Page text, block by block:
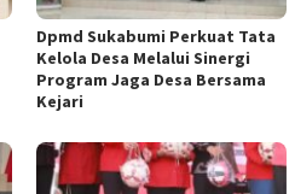
Dpmd Sukabumi Perkuat Tata
Kelola Desa Melalui Sinergi
Program Jaga Desa Bersama
Kejari